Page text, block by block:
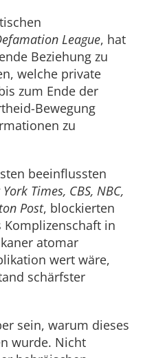
League, hat
Beziehung zu
welche private
zum Ende der
Bewegung
zu
beeinflussten
Times, CBS, NBC,
Post, blockierten
Komplizenschaft in
atomar
wert wäre,
schärfster
sein, warum dieses
wurde. Nicht